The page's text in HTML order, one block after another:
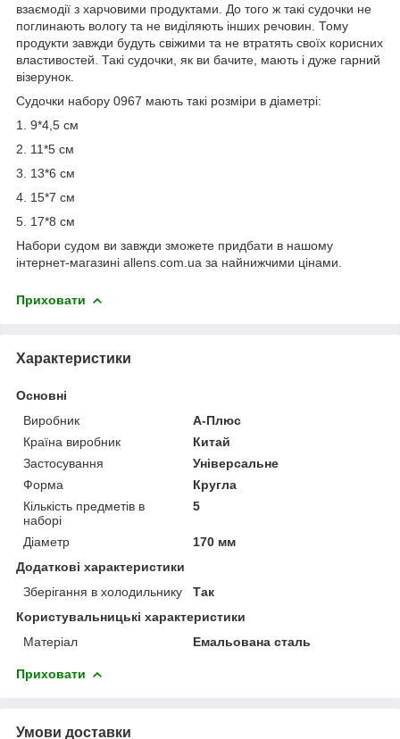
взаємодії з харчовими продуктами. До того ж такі судочки не
поглинають вологу та не виділяють інших речовин. Тому
продукти завжди будуть свіжими та не втратять своїх корисних
властивостей. Такі судочки, як ви бачите, мають і дуже гарний
візерунок.
Судочки набору 0967 мають такі розміри в діаметрі:
1. 9*4,5 см
2. 11*5 см
3. 13*6 см
4. 15*7 см
5. 17*8 см
Набори судом ви завжди зможете придбати в нашому
інтернет-магазині allens.com.ua за найнижчими цінами.
Приховати
Характеристики
Основні
Виробник
А-Плюс
Країна виробник
Китай
Застосування
Універсальне
Форма
Кругла
Кількість предметів в
наборі
5
Діаметр
170 мм
Додаткові характеристики
Зберігання в холодильнику
Так
Користувальницькі характеристики
Матеріал
Емальована сталь
Приховати
Умови доставки